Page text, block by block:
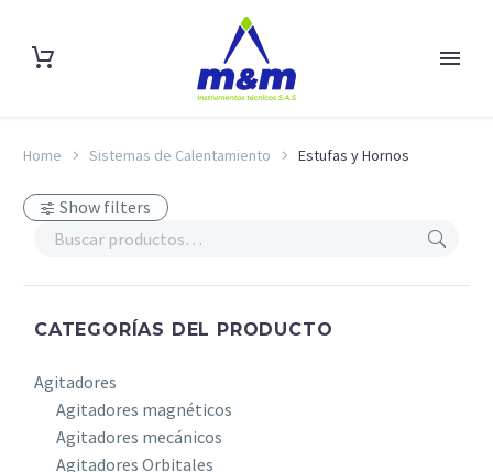
Home Sistemas de Calentamiento Estufas y Hornos
Show filters
CATEGORÍAS DEL PRODUCTO
Agitadores
Agitadores magnéticos
Agitadores mecánicos
Agitadores Orbitales